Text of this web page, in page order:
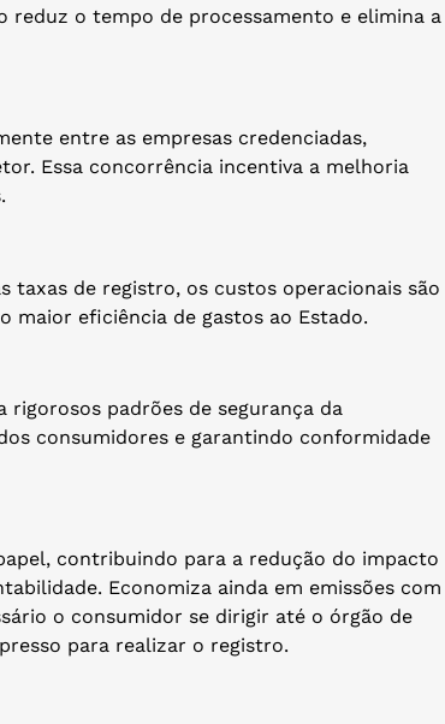
reduz o tempo de processamento e elimina a
entre as empresas credenciadas,
Essa concorrência incentiva a melhoria
taxas de registro, os custos operacionais são
maior eficiência de gastos ao Estado.
rigorosos padrões de segurança da
consumidores e garantindo conformidade
contribuindo para a redução do impacto
Economiza ainda em emissões com
o consumidor se dirigir até o órgão de
para realizar o registro.